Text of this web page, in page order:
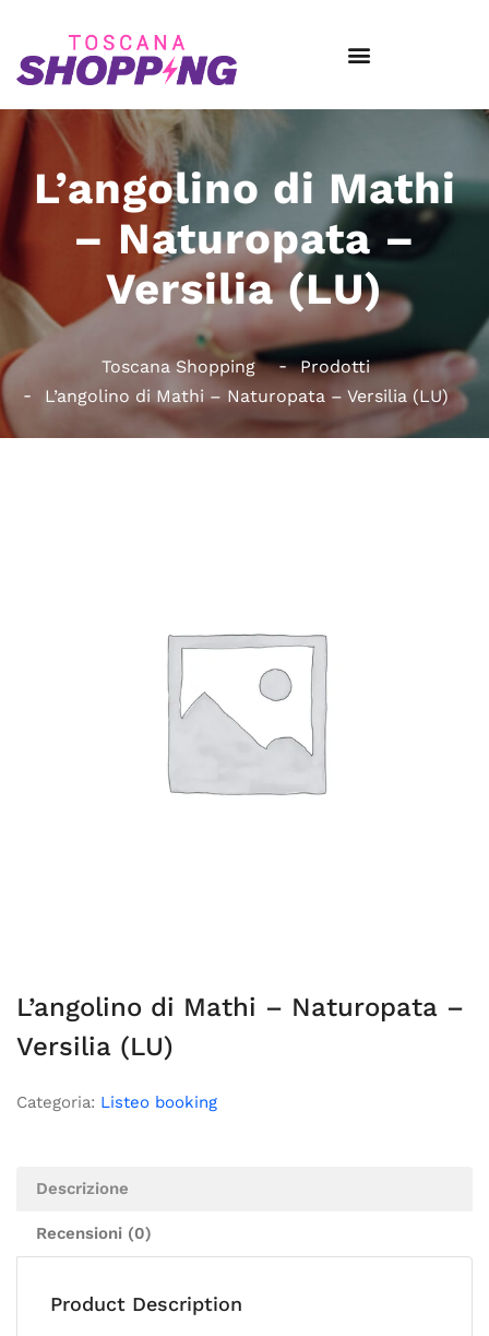
L’angolino di Mathi
– Naturopata –
Versilia (LU)
Toscana Shopping
Prodotti
L’angolino di Mathi – Naturopata – Versilia (LU)
L’angolino di Mathi – Naturopata –
Versilia (LU)
Categoria: Listeo booking
Descrizione
Recensioni (0)
Product Description